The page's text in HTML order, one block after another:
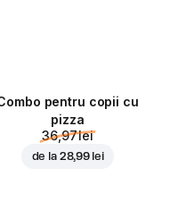
pentru copii cu
pizza
36,97 lei
de la 28,99 lei